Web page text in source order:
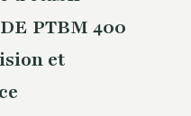
PTBM 400
et